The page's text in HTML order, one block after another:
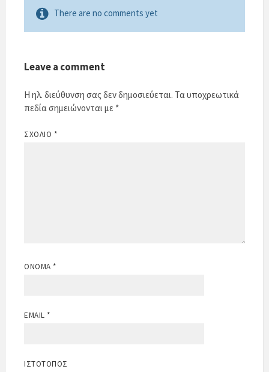
There are no comments yet
Leave a comment
Η ηλ. διεύθυνση σας δεν δημοσιεύεται. Τα υποχρεωτικά
πεδία σημειώνονται με *
ΣΧΌΛΙΟ *
ΌΝΟΜΑ *
EMAIL *
ΙΣΤΌΤΟΠΟΣ